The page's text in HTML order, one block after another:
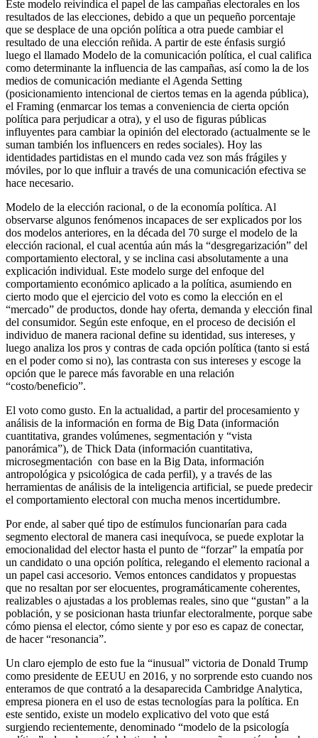
Este modelo reivindica el papel de las campañas electorales en los
resultados de las elecciones, debido a que un pequeño porcentaje
que se desplace de una opción política a otra puede cambiar el
resultado de una elección reñida. A partir de este énfasis surgió
luego el llamado Modelo de la comunicación política, el cual califica
como determinante la influencia de las campañas, así como la de los
medios de comunicación mediante el Agenda Setting
(posicionamiento intencional de ciertos temas en la agenda pública),
el Framing (enmarcar los temas a conveniencia de cierta opción
política para perjudicar a otra), y el uso de figuras públicas
influyentes para cambiar la opinión del electorado (actualmente se le
suman también los influencers en redes sociales). Hoy las
identidades partidistas en el mundo cada vez son más frágiles y
móviles, por lo que influir a través de una comunicación efectiva se
hace necesario.
Modelo de la elección racional, o de la economía política. Al
observarse algunos fenómenos incapaces de ser explicados por los
dos modelos anteriores, en la década del 70 surge el modelo de la
elección racional, el cual acentúa aún más la “desgregarización” del
comportamiento electoral, y se inclina casi absolutamente a una
explicación individual. Este modelo surge del enfoque del
comportamiento económico aplicado a la política, asumiendo en
cierto modo que el ejercicio del voto es como la elección en el
“mercado” de productos, donde hay oferta, demanda y elección final
del consumidor. Según este enfoque, en el proceso de decisión el
individuo de manera racional define su identidad, sus intereses, y
luego analiza los pros y contras de cada opción política (tanto si está
en el poder como si no), las contrasta con sus intereses y escoge la
opción que le parece más favorable en una relación
“costo/beneficio”.
El voto como gusto. En la actualidad, a partir del procesamiento y
análisis de la información en forma de Big Data (información
cuantitativa, grandes volúmenes, segmentación y “vista
panorámica”), de Thick Data (información cuantitativa,
microsegmentación con base en la Big Data, información
antropológica y psicológica de cada perfil), y a través de las
herramientas de análisis de la inteligencia artificial, se puede predecir
el comportamiento electoral con mucha menos incertidumbre.
Por ende, al saber qué tipo de estímulos funcionarían para cada
segmento electoral de manera casi inequívoca, se puede explotar la
emocionalidad del elector hasta el punto de “forzar” la empatía por
un candidato o una opción política, relegando el elemento racional a
un papel casi accesorio. Vemos entonces candidatos y propuestas
que no resaltan por ser elocuentes, programáticamente coherentes,
realizables o ajustadas a los problemas reales, sino que “gustan” a la
población, y se posicionan hasta triunfar electoralmente, porque sabe
cómo piensa el elector, cómo siente y por eso es capaz de conectar,
de hacer “resonancia”.
Un claro ejemplo de esto fue la “inusual” victoria de Donald Trump
como presidente de EEUU en 2016, y no sorprende esto cuando nos
enteramos de que contrató a la desaparecida Cambridge Analytica,
empresa pionera en el uso de estas tecnologías para la política. En
este sentido, existe un modelo explicativo del voto que está
surgiendo recientemente, denominado “modelo de la psicología